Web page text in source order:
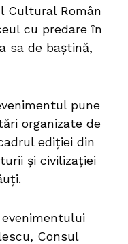
Cultural Român
cu predare în
sa de baștină,
pune
organizate de
ediției din
și civilizației
Consul